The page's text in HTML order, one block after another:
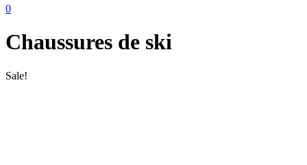
0
Chaussures de ski
Sale!